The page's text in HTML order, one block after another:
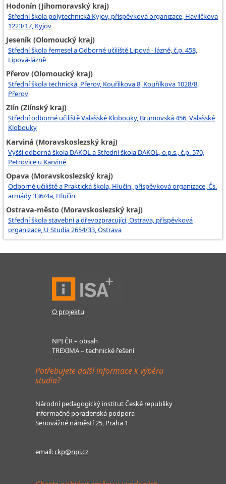
Hodonín (Jihomoravský kraj)
Střední škola polytechnická Kyjov, příspěvková organizace, Havlíčkova
1223/17, Kyjov
Jeseník (Olomoucký kraj)
Střední škola řemesel a Odborné učiliště Lipová - lázně, č.p. 458,
Lipová-lázně
Přerov (Olomoucký kraj)
Střední škola technická, Přerov, Kouřílkova 8, Kouřílkova 1028/8,
Přerov
Zlín (Zlínský kraj)
Střední odborné učiliště Valašské Klobouky, Brumovská 456, Valašské
Klobouky
Karviná (Moravskoslezský kraj)
Vyšší odborná škola DAKOL a Střední škola DAKOL, o.p.s., č.p. 570,
Petrovice u Karviné
Opava (Moravskoslezský kraj)
Odborné učiliště a Praktická škola, Hlučín, příspěvková organizace, Čs.
armády 336/4a, Hlučín
Ostrava-město (Moravskoslezský kraj)
Střední škola stavební a dřevozpracující, Ostrava, příspěvková
organizace, U Studia 2654/33, Ostrava
O projektu
NPI ČR – obsah
TREXIMA – technické řešení
Potřebujete další informace k výběru
studia?
Národní pedagogický institut České republiky
informačně poradenská podpora
Senovážné náměstí 25, Praha 1
email:ckp@npi.cz